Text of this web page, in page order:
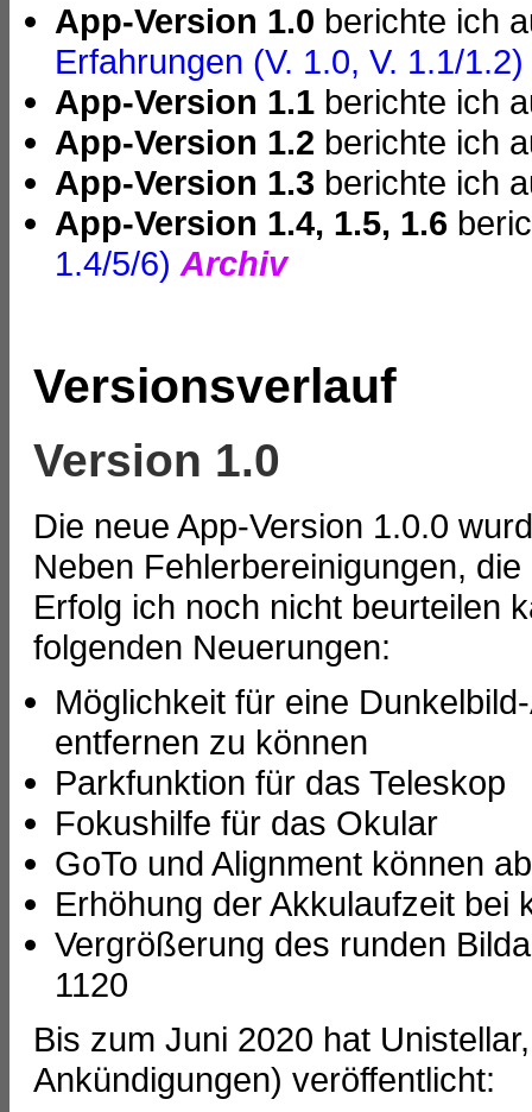
App-Version 1.0 berichte ich
Erfahrungen (V. 1.0, V. 1.1/1.2)
App-Version 1.1 berichte ich
App-Version 1.2 berichte ich
App-Version 1.3 berichte ich
App-Version 1.4, 1.5, 1.6
1.4/5/6) Archiv
Versionsverlauf
Version 1.0
Die neue App-Version 1.0.0
Neben Fehlerbereinigungen,
Erfolg ich noch nicht beurteilen
folgenden Neuerungen:
Möglichkeit für eine
entfernen zu können
Parkfunktion für das Teleskop
Fokushilfe für das Okular
GoTo und Alignment können
Erhöhung der Akkulaufzeit bei
Vergrößerung des runden
1120
Bis zum Juni 2020 hat
Ankündigungen) veröffentlicht: